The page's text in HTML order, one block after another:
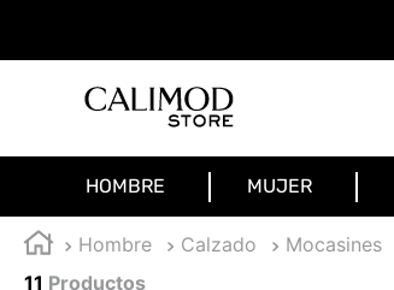
HOMBRE MUJER
Hombre Calzado
Mocasines
11 Productos